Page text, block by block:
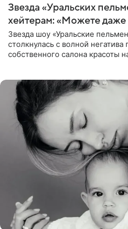
Звезда «Уральских
хейтерам: «Можете даже
Звезда шоу «Уральские
столкнулась с волной
собственного салона красоты